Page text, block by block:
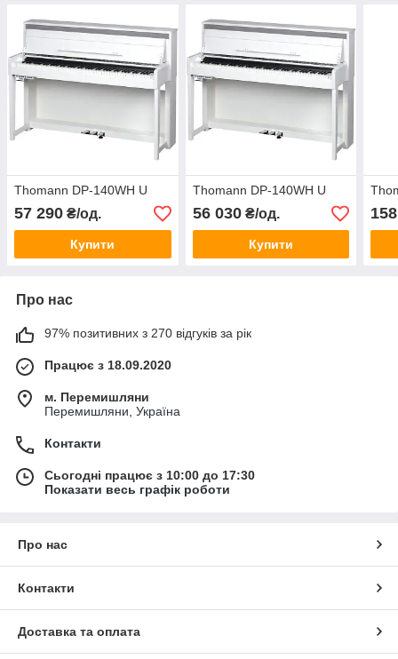
Thomann DP-140WH U
57 290 ₴/од.
Купити
Thomann DP-140WH U
56 030₴/од.
Купити
Про нас
97% позитивних з 270 відгуків за рік
Працює з 18.09.2020
м. Перемишляни
Перемишляни, Україна
Контакти
Сьогодні працює з 10:00 до 17:30
Показати весь графік роботи
Про нас
Контакти
Доставка та оплата